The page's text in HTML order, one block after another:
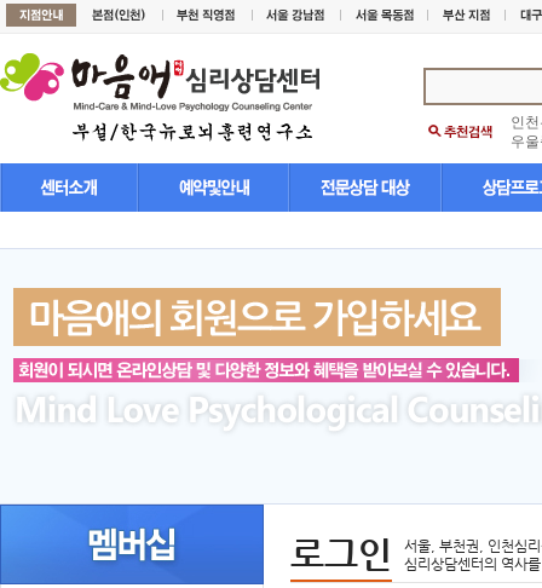
인
우
로그인
서울, 부천권, 인천심
심리상담센터의 역사